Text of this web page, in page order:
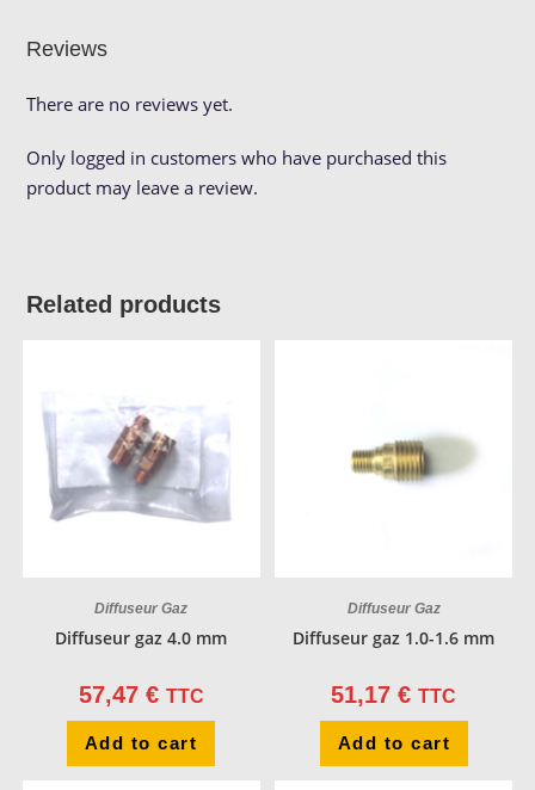
Reviews
There are no reviews yet.
Only logged in customers who have purchased this
product may leave a review.
Related products
Diffuseur Gaz
Diffuseur gaz 4.0 mm
57,47 € TTC
Add to cart
Diffuseur Gaz
Diffuseur gaz 1.0-1.6 mm
51,17€ TTC
Add to cart